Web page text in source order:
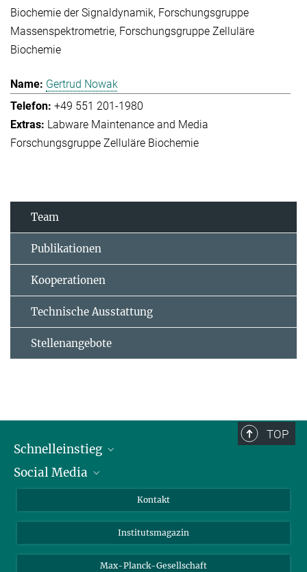
Biochemie der Signaldynamik Forschungsgruppe
Massenspektrometrie Forschungsgruppe Zelluläre
Biochemie
Gertrud Nowak
+49 551 201-1980
Labware Maintenance and Media
Forschungsgruppe Zelluläre Biochemie
Team
Publikationen
Kooperationen
Technische Ausstattung
Stellenangebote
TOP
Schnelleinstieg
Alumni
Social Media
Facebook
Kontakt
Institutsmagazin
Max-Planck-Gesellschaft